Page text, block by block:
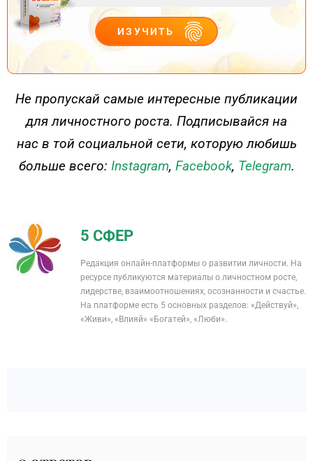
ИЗУЧИТЬ
ДЕЙСТВУЙ
Не пропускай самые интересные публикации
для личностного роста. Подписывайся на
нас в той социальной сети, которую любишь
больше всего: Instagram, Facebook, Telegram.
5 СФЕР
Редакция онлайн-платформы о развитии личности. На
ресурсе публикуются материалы о личностном росте,
лидерстве, взаимоотношениях, осознанности и счастье.
На платформе есть 5 основных разделов: «Действуй»,
«Живи», «Влияй» «Богатей», «Люби».